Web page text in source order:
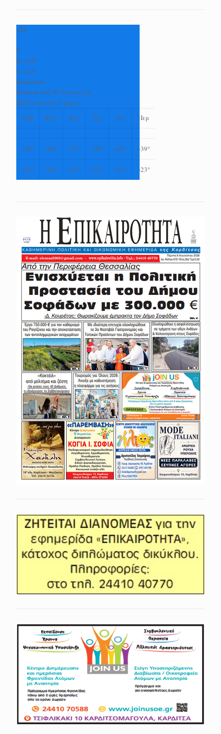
+36
°
C
H: +38°
L: +25°
Καρδίτσα
Παρασκευή, 07 Αύγουστος
Πρόγνωση για 7 μέρες
Σαβ
Κυρ Δευ Τρι Τετ Πεμ
+39° +40° +37° +39° +40° +39°
+26° +26° +25° +23° +23° +23°